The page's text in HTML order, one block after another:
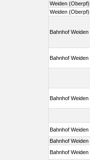
Weiden (Oberpf)
Weiden (Oberpf)
Bahnhof Weiden
Bahnhof Weiden
Bahnhof Weiden
Bahnhof Weiden
Bahnhof Weiden
Bahnhof Weiden